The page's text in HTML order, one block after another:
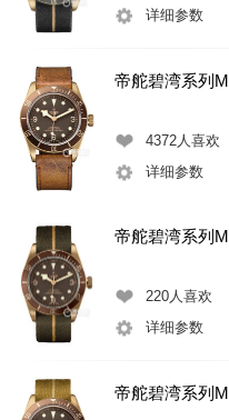
详细参数
帝舵碧湾系列
4372人喜欢
详细参数
帝舵碧湾系列
220人喜欢
详细参数
帝舵碧湾系列